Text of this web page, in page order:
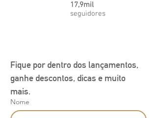
17,9mil
seguidores
Fique por dentro dos lançamentos,
ganhe descontos, dicas e muito
mais.
Nome